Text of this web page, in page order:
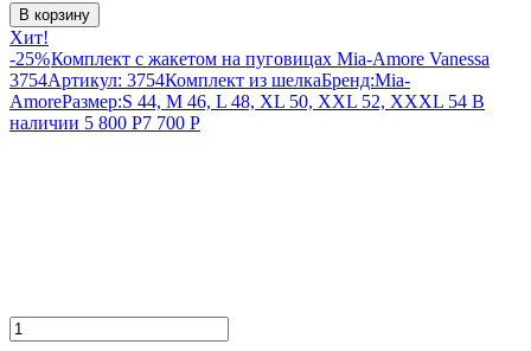
В корзину
Хит!
-25%Комплект с жакетом на пуговицах Mia-Amore Vanessa
3754Артикул: 3754Комплект из шелкаБренд:Mia-
AmoreРазмер:S 44, M 46, L 48, XL 50, XXL 52, XXXL 54 В
наличии 5 800 Р7 700 Р